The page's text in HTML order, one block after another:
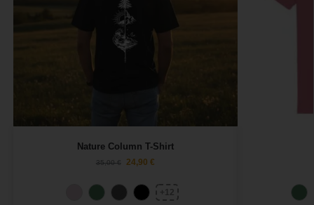
Nature Column T-Shirt
35,00€ 24,90 €